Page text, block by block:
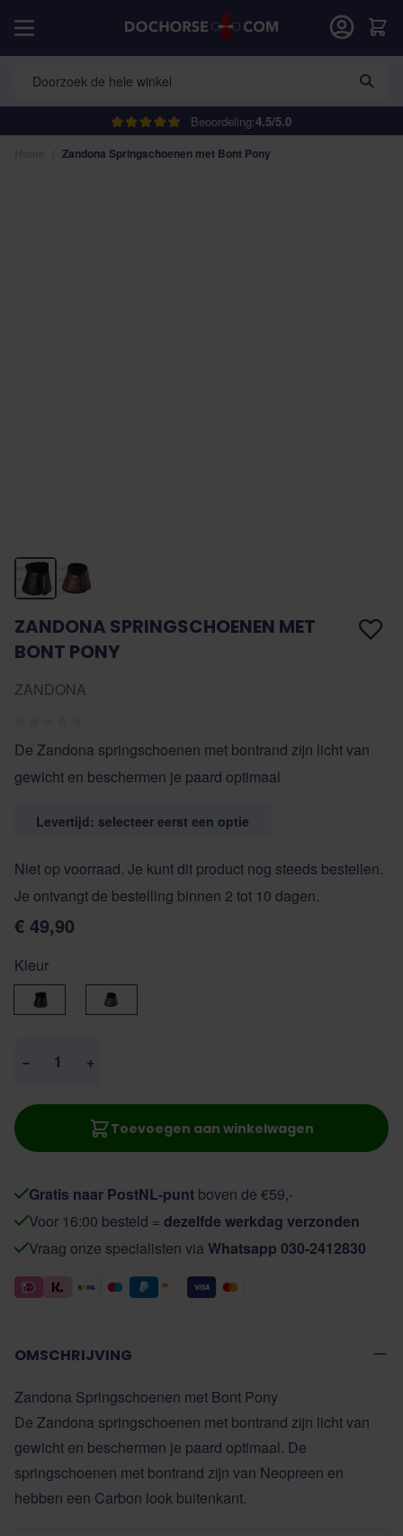
Beoordeling:4.5/5.0
Doorzoek de hele winkel
Cart
Zandona Springschoenen met Bont Pony
ZANDONA SPRINGSCHOENEN MET
BONT PONY
ZANDONA
De Zandona springschoenen met bontrand zijn licht van
gewicht en beschermen je paard optimaal
Levertijd: selecteer eerst een optie
Niet op voorraad. Je kunt dit product nog steeds bestellen.
Je ontvangt de bestelling binnen 2 tot 10 dagen.
€ 49,90
Kleur
Zwart
Bruin
− +
Toevoegen aan winkelwagen
Gratis naar PostNL-punt boven de €59,-
Voor 16:00 besteld = dezelfde werkdag verzonden
Vraag onze specialisten via Whatsapp 030-2412830
OMSCHRIJVING
Zandona Springschoenen met Bont Pony
De Zandona springschoenen met bontrand zijn licht van
gewicht en beschermen je paard optimaal. De
springschoenen met bontrand zijn van Neopreen en
hebben een Carbon look buitenkant.